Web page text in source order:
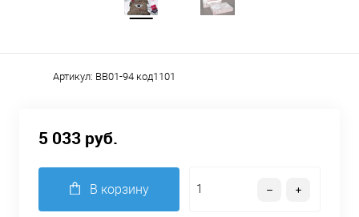
Артикул: BB01-94 код1101
5 033 руб.
В корзину